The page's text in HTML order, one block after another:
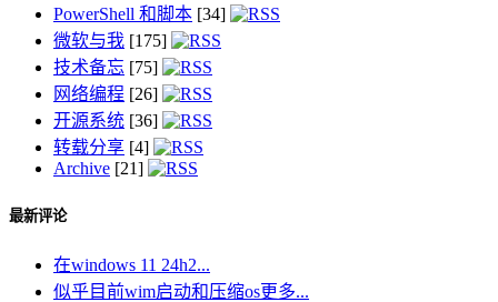
PowerShell 和脚本 [34]
微软与我 [175]
技术备忘 [75]
网络编程 [26]
开源系统 [36]
转载分享 [4]
Archive [21]
最新评论
在windows 11 24h2...
似乎目前wim启动和压缩os更多...